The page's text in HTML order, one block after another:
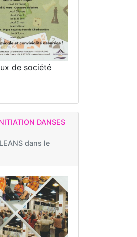
de société
DANSES
dans le